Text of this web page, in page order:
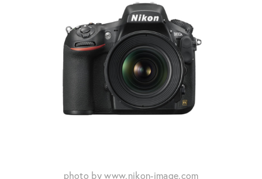
photo by www.nikon-image.com